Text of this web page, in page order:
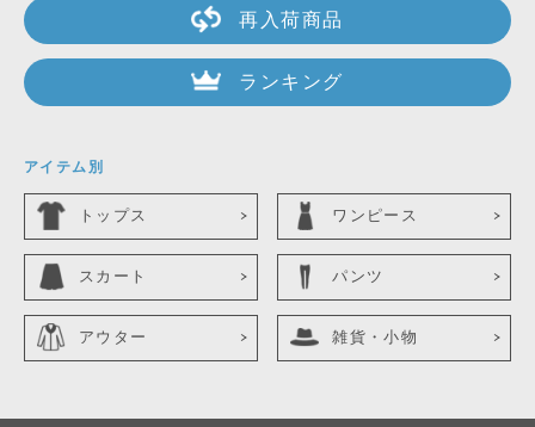
再入荷商品
ランキング
アイテム別
トップス ワンピース
スカート パンツ
アウター 雑貨・小物